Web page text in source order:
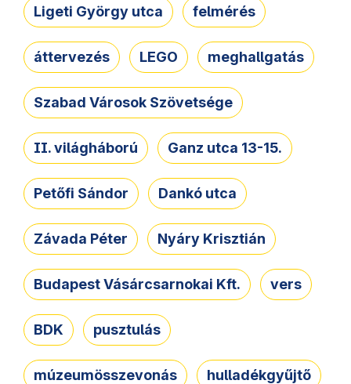
Ligeti György utca felmérés
áttervezés LEGO meghallgatás
Szabad Városok Szövetsége
II. világháború Ganz utca 13-15.
Petőfi Sándor Dankó utca
Závada Péter Nyáry Krisztián
Budapest Vásárcsarnokai Kft. vers
BDK pusztulás
múzeumösszevonás hulladékgyűjtő